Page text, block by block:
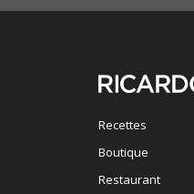
Recettes
Boutique
Restaurant